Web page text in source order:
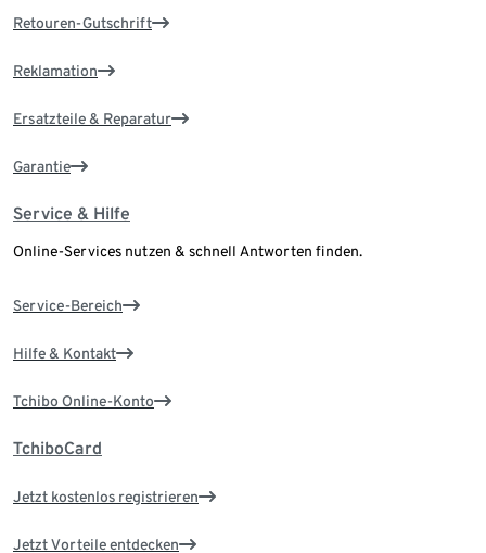
Retouren-Gutschrift
Reklamation
Ersatzteile & Reparatur
Garantie
Service & Hilfe
Online-Services nutzen & schnell Antworten finden.
Service-Bereich
Hilfe & Kontakt
Tchibo Online-Konto
TchiboCard
Jetzt kostenlos registrieren
Jetzt Vorteile entdecken